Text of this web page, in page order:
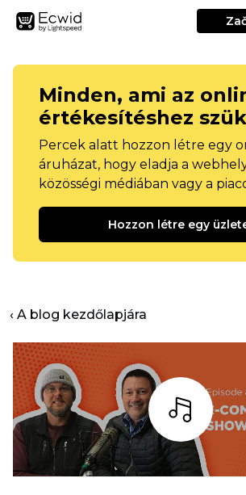
Minden, ami az
értékesítéshez
Percek alatt hozzon létre egy
áruházat, hogy eladja a
közösségi médiában vagy a
Hozzon létre egy
‹ A blog kezdőlapjára
Hallgass